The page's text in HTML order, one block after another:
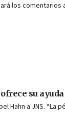
los
su ayuda
a JNS. “La